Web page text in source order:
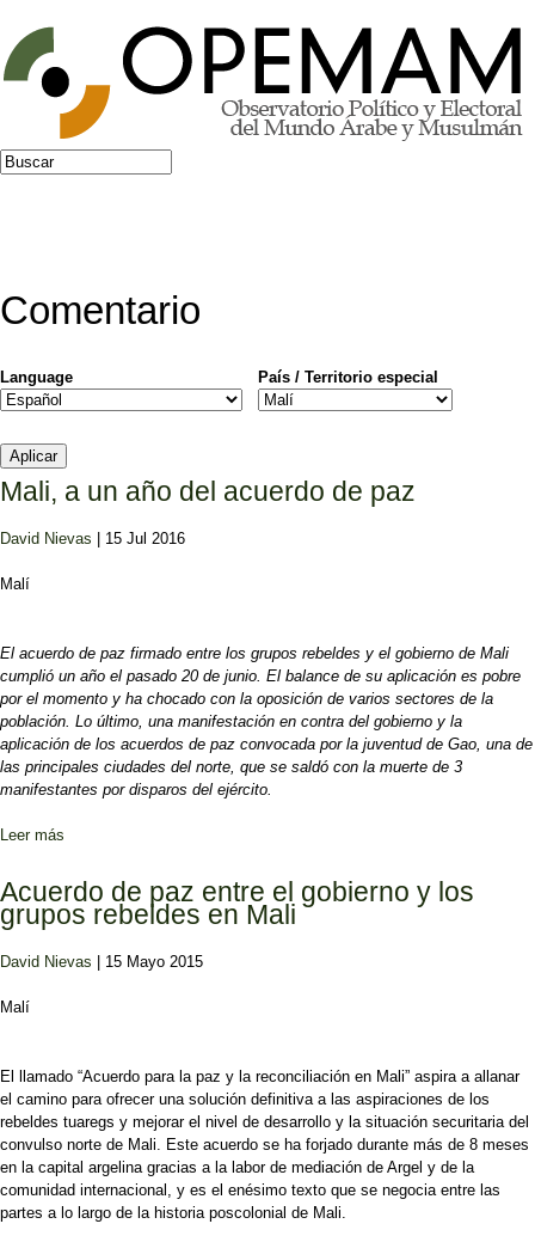
Jump to navigation
Formulario de búsqueda
Buscar
Comentario
Language País / Territorio especial
Mali, a un año del acuerdo de paz
David Nievas | 15 Jul 2016
Malí
El acuerdo de paz firmado entre los grupos rebeldes y el gobierno de Mali
cumplió un año el pasado 20 de junio. El balance de su aplicación es pobre
por el momento y ha chocado con la oposición de varios sectores de la
población. Lo último, una manifestación en contra del gobierno y la
aplicación de los acuerdos de paz convocada por la juventud de Gao, una de
las principales ciudades del norte, que se saldó con la muerte de 3
manifestantes por disparos del ejército.
Leer más
Acuerdo de paz entre el gobierno y los
grupos rebeldes en Mali
David Nievas | 15 Mayo 2015
Malí
El llamado “Acuerdo para la paz y la reconciliación en Mali” aspira a allanar
el camino para ofrecer una solución definitiva a las aspiraciones de los
rebeldes tuaregs y mejorar el nivel de desarrollo y la situación securitaria del
convulso norte de Mali. Este acuerdo se ha forjado durante más de 8 meses
en la capital argelina gracias a la labor de mediación de Argel y de la
comunidad internacional, y es el enésimo texto que se negocia entre las
partes a lo largo de la historia poscolonial de Mali.